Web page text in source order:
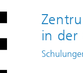
in der